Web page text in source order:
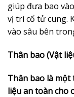
giúp đưa bao
vị trí cổ tử cung.
vào sâu bên
Thân bao (Vật
Thân bao là một
liệu an toàn cho